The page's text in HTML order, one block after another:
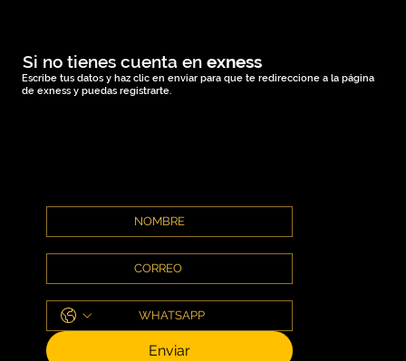
Si no tienes cuenta en exness
Escribe tus datos y haz clic en enviar para que te redireccione a la página
de exness y puedas registrarte.
Enviar